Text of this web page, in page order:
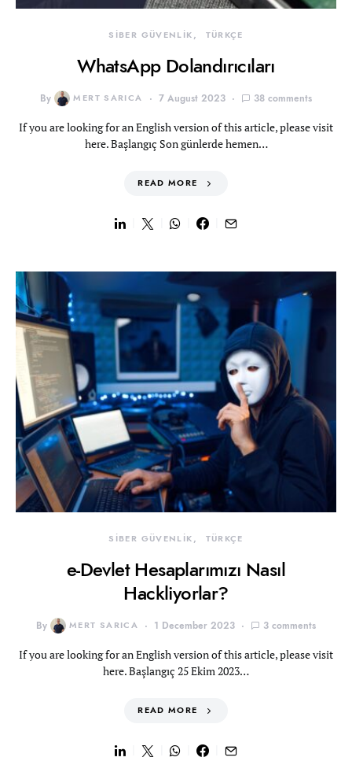
SİBER GÜVENLİK TÜRKÇE
WhatsApp Dolandırıcıları
By MERT SARICA 7 August 2023 38 comments
If you are looking for an English version of this article, please visit
here. Başlangıç Son günlerde hemen…
READ MORE
SİBER GÜVENLİK TÜRKÇE
e-Devlet Hesaplarımızı Nasıl
Hackliyorlar?
By MERT SARICA 1 December 2023 3 comments
If you are looking for an English version of this article, please visit
here. Başlangıç 25 Ekim 2023…
READ MORE